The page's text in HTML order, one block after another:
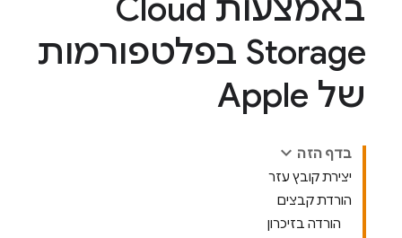
באמצעות Cloud
Storage בפלטפורמות
של Apple
בדף הזה
יצירת קובץ עזר
הורדת קבצים
הורדה בזיכרון